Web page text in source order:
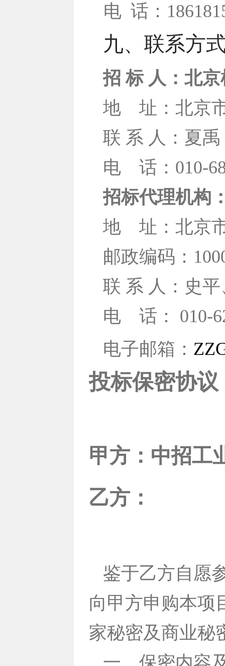
电 话：
九、联系方
招 标 人：北
地
址：北京
联 系 人：夏禹
电
话：010-
招标代理机构
地
址：北京
邮政编码：
联 系 人：史
电
话： 010-
电子邮箱：
投标保密协议
甲方：中招工
乙方：
鉴于乙方自愿
向甲方申购本项
家秘密及商业秘